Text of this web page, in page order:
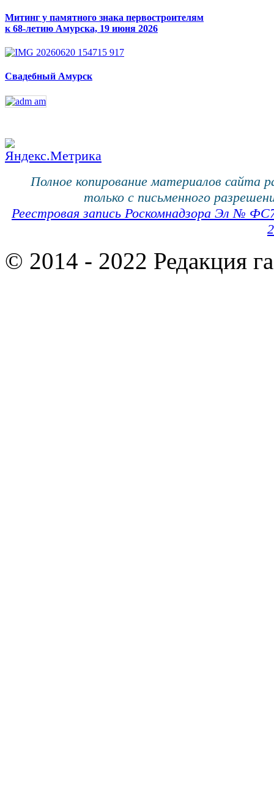
Митинг у памятного знака первостроителям
к 68-летию Амурска, 19 июня 2026
Свадебный Амурск
Полное копирование материалов сайта
только с письменного
Реестровая запись Роскомнадзора Эл №
© 2014 - 2022 Редакция